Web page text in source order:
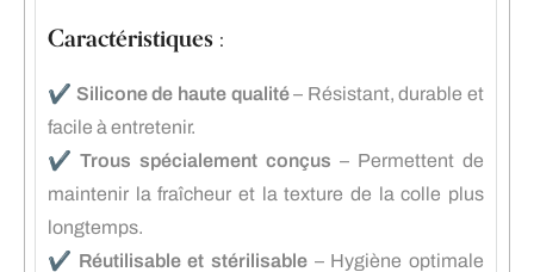
Caractéristiques :
✔️ Silicone de haute qualité– Résistant, durable et
facile à entretenir.
✔️ Trous spécialement conçus – Permettent de
maintenir la fraîcheur et la texture de la colle plus
longtemps.
✔️ Réutilisable et stérilisable – Hygiène optimale